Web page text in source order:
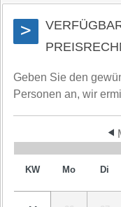
>
Geben Sie den
Personen an, wir
KW Mo Di